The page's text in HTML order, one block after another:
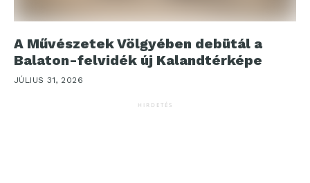
A Művészetek Völgyében debütál a
Balaton-felvidék új Kalandtérképe
JÚLIUS 31, 2026
HIRDETÉS